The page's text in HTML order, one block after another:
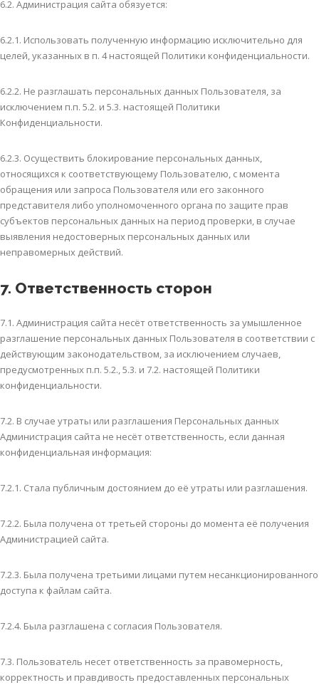
6.2. Администрация сайта обязуется:
6.2.1. Использовать полученную информацию исключительно для
целей, указанных в п. 4 настоящей Политики конфиденциальности.
6.2.2. Не разглашать персональных данных Пользователя, за
исключением п.п. 5.2. и 5.3. настоящей Политики
Конфиденциальности.
6.2.3. Осуществить блокирование персональных данных,
относящихся к соответствующему Пользователю, с момента
обращения или запроса Пользователя или его законного
представителя либо уполномоченного органа по защите прав
субъектов персональных данных на период проверки, в случае
выявления недостоверных персональных данных или
неправомерных действий.
7. Ответственность сторон
7.1. Администрация сайта несёт ответственность за умышленное
разглашение персональных данных Пользователя в соответствии с
действующим законодательством, за исключением случаев,
предусмотренных п.п. 5.2., 5.3. и 7.2. настоящей Политики
конфиденциальности.
7.2. В случае утраты или разглашения Персональных данных
Администрация сайта не несёт ответственность, если данная
конфиденциальная информация:
7.2.1. Стала публичным достоянием до её утраты или разглашения.
7.2.2. Была получена от третьей стороны до момента её получения
Администрацией сайта.
7.2.3. Была получена третьими лицами путем несанкционированного
доступа к файлам сайта.
7.2.4. Была разглашена с согласия Пользователя.
7.3. Пользователь несет ответственность за правомерность,
корректность и правдивость предоставленных персональных